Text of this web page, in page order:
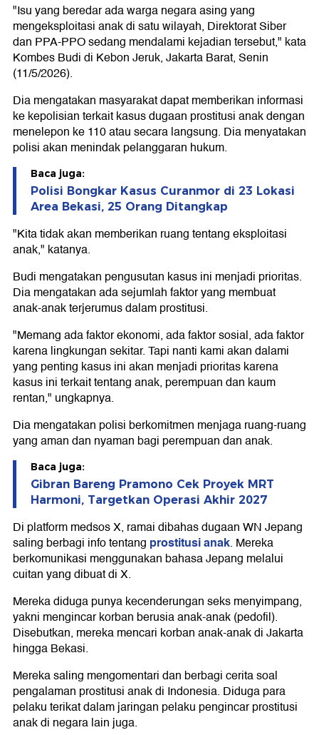
"Isu yang beredar ada warga negara asing yang
mengeksploitasi anak di satu wilayah, Direktorat Siber
dan PPA-PPO sedang mendalami kejadian tersebut," kata
Kombes Budi di Kebon Jeruk, Jakarta Barat, Senin
(11/5/2026).
Dia mengatakan masyarakat dapat memberikan informasi
ke kepolisian terkait kasus dugaan prostitusi anak dengan
menelepon ke 110 atau secara langsung. Dia menyatakan
polisi akan menindak pelanggaran hukum.
Baca juga:
Polisi Bongkar Kasus Curanmor di 23 Lokasi
Area Bekasi, 25 Orang Ditangkap
"Kita tidak akan memberikan ruang tentang eksploitasi
anak," katanya.
Budi mengatakan pengusutan kasus ini menjadi prioritas.
Dia mengatakan ada sejumlah faktor yang membuat
anak-anak terjerumus dalam prostitusi.
"Memang ada faktor ekonomi, ada faktor sosial, ada faktor
karena lingkungan sekitar. Tapi nanti kami akan dalami
yang penting kasus ini akan menjadi prioritas karena
kasus ini terkait tentang anak, perempuan dan kaum
rentan," ungkapnya.
Dia mengatakan polisi berkomitmen menjaga ruang-ruang
yang aman dan nyaman bagi perempuan dan anak.
Baca juga:
Gibran Bareng Pramono Cek Proyek MRT
Harmoni, Targetkan Operasi Akhir 2027
Di platform medsos X, ramai dibahas dugaan WN Jepang
saling berbagi info tentang prostitusi anak. Mereka
berkomunikasi menggunakan bahasa Jepang melalui
cuitan yang dibuat di X.
Mereka diduga punya kecenderungan seks menyimpang,
yakni mengincar korban berusia anak-anak (pedofil).
Disebutkan, mereka mencari korban anak-anak di Jakarta
hingga Bekasi.
Mereka saling mengomentari dan berbagi cerita soal
pengalaman prostitusi anak di Indonesia. Diduga para
pelaku terikat dalam jaringan pelaku pengincar prostitusi
anak di negara lain juga.